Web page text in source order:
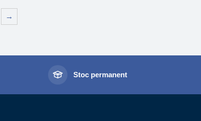
→
Stoc permanent